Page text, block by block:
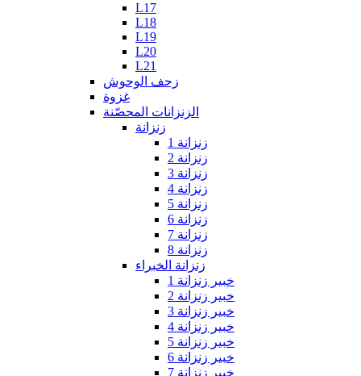
L17
L18
L19
L20
L21
زحف الوحوش
غزوة
الزنزانات المحصّنة
زنزانة
زنزانة 1
زنزانة 2
زنزانة 3
زنزانة 4
زنزانة 5
زنزانة 6
زنزانة 7
زنزانة 8
زنزانة الخبراء
خبير زنزانة 1
خبير زنزانة 2
خبير زنزانة 3
خبير زنزانة 4
خبير زنزانة 5
خبير زنزانة 6
خبير زنزانة 7